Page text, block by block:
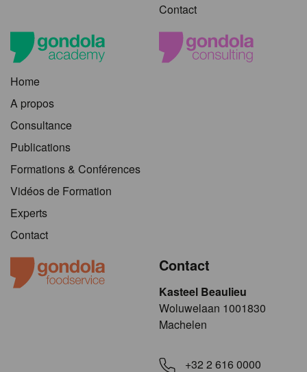
Contact
Home
A propos
Consultance
Publications
Formations & Conférences
Vidéos de Formation
Experts
Contact
Contact
Kasteel Beaulieu
​​​Woluwelaan 1001830
Machelen
+32 2 616 0000